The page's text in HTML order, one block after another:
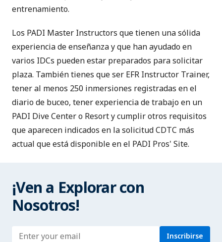
entrenamiento.
Los PADI Master Instructors que tienen una sólida
experiencia de enseñanza y que han ayudado en
varios IDCs pueden estar preparados para solicitar
plaza. También tienes que ser EFR Instructor Trainer,
tener al menos 250 inmersiones registradas en el
diario de buceo, tener experiencia de trabajo en un
PADI Dive Center o Resort y cumplir otros requisitos
que aparecen indicados en la solicitud CDTC más
actual que está disponible en el PADI Pros' Site.
¡Ven a Explorar con
Nosotros!
Enter address Inscribirse